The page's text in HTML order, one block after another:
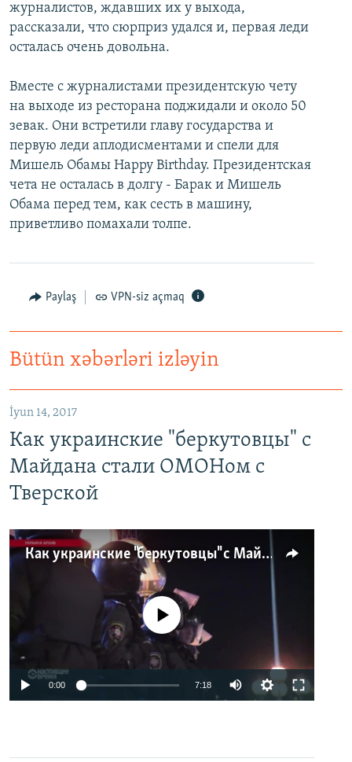
журналистов, ждавших их у выхода,
рассказали, что сюрприз удался и, первая леди
осталась очень довольна.
Вместе с журналистами президентскую чету
на выходе из ресторана поджидали и около 50
зевак. Они встретили главу государства и
первую леди аплодисментами и cпели для
Мишель Обамы Happy Birthday. Президентская
чета не осталась в долгу - Барак и Мишель
Обама перед тем, как сесть в машину,
приветливо помахали толпе.
Paylaş VPN-siz açmaq
Bütün xəbərləri izləyin
İyun 14, 2017
Как украинские "беркутовцы" с
Майдана стали ОМОНом с
Тверской
Как украинские "беркутовцы" с Майдана стали ОМОНом с Тверской
No media source currently available
0:00 7:18